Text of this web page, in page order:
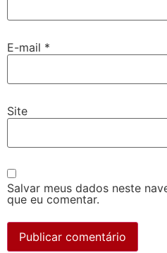
E-mail *
Site
Salvar meus dados neste
que eu comentar.